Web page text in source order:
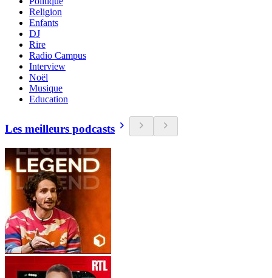
Religion
Enfants
DJ
Rire
Radio Campus
Interview
Noël
Musique
Education
Les meilleurs podcasts